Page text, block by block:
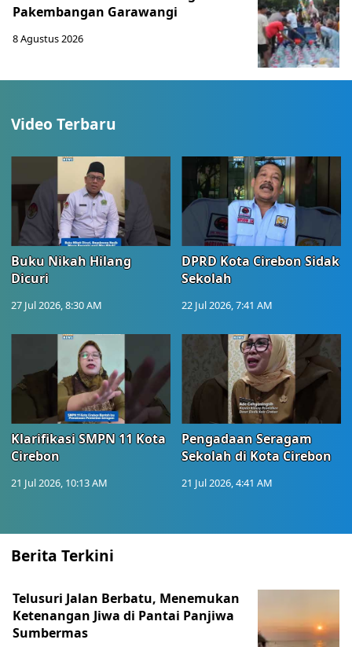
Pakembangan Garawangi
8 Agustus 2026
Video Terbaru
Buku Nikah Hilang
Dicuri
27 Jul 2026, 8:30 AM
DPRD Kota Cirebon Sidak
Sekolah
22 Jul 2026, 7:41 AM
Klarifikasi SMPN 11 Kota
Cirebon
21 Jul 2026, 10:13 AM
Pengadaan Seragam
Sekolah di Kota Cirebon
21 Jul 2026, 4:41 AM
Berita Terkini
Telusuri Jalan Berbatu, Menemukan
Ketenangan Jiwa di Pantai Panjiwa
Sumbermas